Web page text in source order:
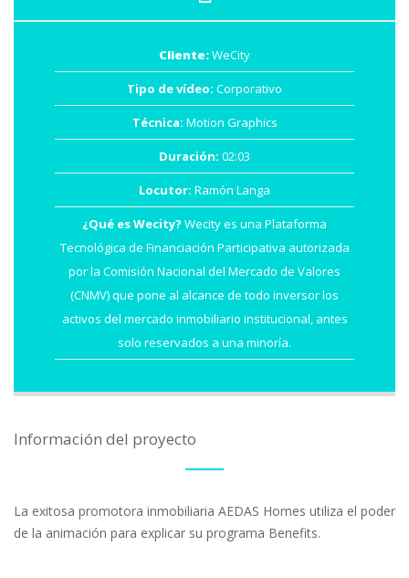
Cliente:WeCity
Tipo de vídeo: Corporativo
Técnica: Motion Graphics
Duración: 02:03
Locutor: Ramón Langa
¿Qué es Wecity? Wecity es una Plataforma
Tecnológica de Financiación Participativa autorizada
por la Comisión Nacional del Mercado de Valores
(CNMV) que pone al alcance de todo inversor los
activos del mercado inmobiliario institucional, antes
solo reservados a una minoría.
Información del proyecto
La exitosa promotora inmobiliaria AEDAS Homes utiliza el poder
de la animación para explicar su programa Benefits.